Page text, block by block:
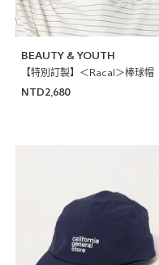
BEAUTY & YOUTH
【特別訂製】＜Racal＞棒球帽
NTD2,680